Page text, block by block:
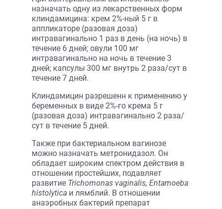
назначать одну из лекарственных форм
клиндамицина: крем 2%-ный 5 г в
аппликаторе (разовая доза)
интравагинально 1 раз в день (на ночь) в
течение 6 дней; овули 100 мг
интравагинально на ночь в течение 3
дней; капсулы 300 мг внутрь 2 раза/сут в
течение 7 дней.
Клиндамицин разрешенн к применению у
беременных в виде 2%-го крема 5 г
(разовая доза) интравагинально 2 раза/
сут в течение 5 дней.
Также при бактериальном вагинозе
можно назначать метронидазол. Он
обладает широким спектром действия в
отношении простейших, подавляет
развитие Trichomonas vaginalis, Entamoeba
histolytica и лямблий. В отношении
анаэробных бактерий препарат